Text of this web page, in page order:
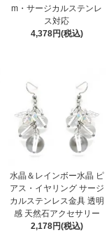
m・サージカルステンレ
ス対応
4,378円(税込)
水晶＆レインボー水晶 ピ
アス・イヤリング サージ
カルステンレス金具 透明
感 天然石アクセサリー
2,178円(税込)